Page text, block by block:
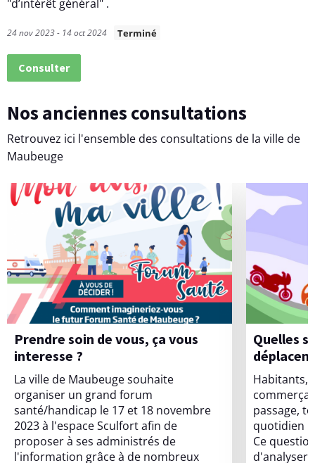
"d’intérêt général" .
24 nov 2023 - 14 oct 2024 Terminé
Consulter
Nos anciennes consultations
Retrouvez ici l'ensemble des consultations de la ville de
Maubeuge
Prendre soin de vous, ça vous
interesse ?
La ville de Maubeuge souhaite
organiser un grand forum
santé/handicap le 17 et 18 novembre
2023 à l'espace Sculfort afin de
proposer à ses administrés de
l'information grâce à de nombreux
Quelles sont vos habitudes de
Habitants,
passage,
quotidien
Ce
d'analyser